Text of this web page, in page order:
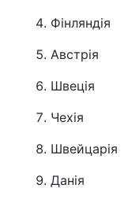
Фінляндія
Австрія
Швеція
Чехія
Швейцарія
Данія